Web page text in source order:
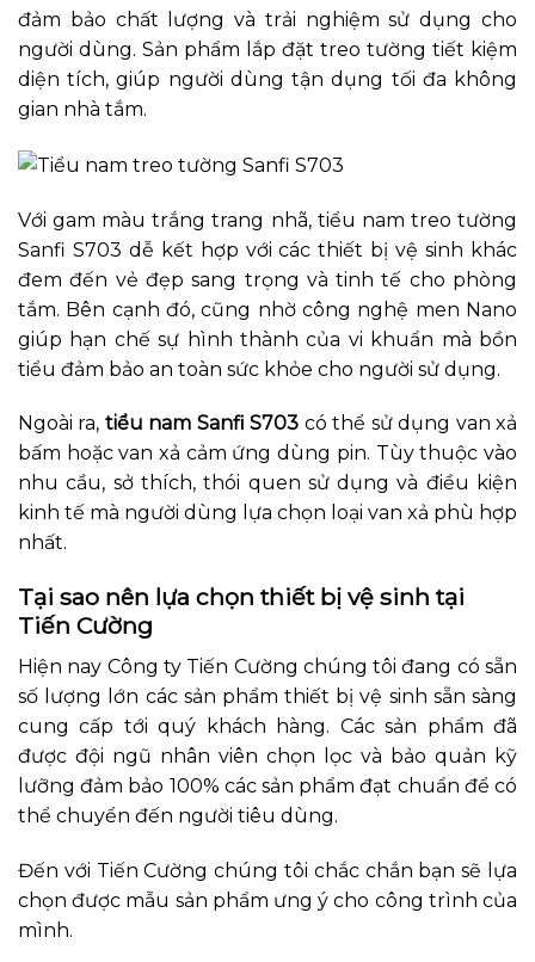
đảm bảo chất lượng và trải nghiệm sử dụng cho
người dùng. Sản phẩm lắp đặt treo tường tiết kiệm
diện tích, giúp người dùng tận dụng tối đa không
gian nhà tắm.
Với gam màu trắng trang nhã, tiểu nam treo tường
Sanfi S703 dễ kết hợp với các thiết bị vệ sinh khác
đem đến vẻ đẹp sang trọng và tinh tế cho phòng
tắm. Bên cạnh đó, cũng nhờ công nghệ men Nano
giúp hạn chế sự hình thành của vi khuẩn mà bồn
tiểu đảm bảo an toàn sức khỏe cho người sử dụng.
Ngoài ra, tiểu nam Sanfi S703 có thể sử dụng van xả
bấm hoặc van xả cảm ứng dùng pin. Tùy thuộc vào
nhu cầu, sở thích, thói quen sử dụng và điều kiện
kinh tế mà người dùng lựa chọn loại van xả phù hợp
nhất.
Tại sao nên lựa chọn thiết bị vệ sinh tại
Tiến Cường
Hiện nay Công ty Tiến Cường chúng tôi đang có sẵn
số lượng lớn các sản phẩm thiết bị vệ sinh sẵn sàng
cung cấp tới quý khách hàng. Các sản phẩm đã
được đội ngũ nhân viên chọn lọc và bảo quản kỹ
lưỡng đảm bảo 100% các sản phẩm đạt chuẩn để có
thể chuyển đến người tiêu dùng.
Đến với Tiến Cường chúng tôi chắc chắn bạn sẽ lựa
chọn được mẫu sản phẩm ưng ý cho công trình của
mình.